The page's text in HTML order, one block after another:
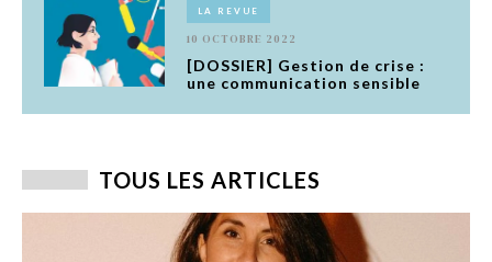
LA REVUE
10 OCTOBRE 2022
[DOSSIER] Gestion de crise :
une communication sensible
TOUS LES ARTICLES